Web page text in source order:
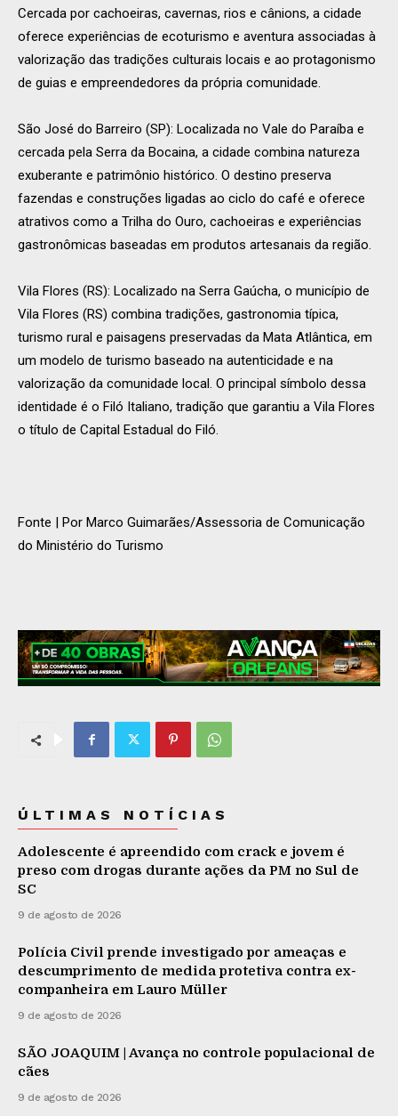
Cercada por cachoeiras, cavernas, rios e cânions, a cidade
oferece experiências de ecoturismo e aventura associadas à
valorização das tradições culturais locais e ao protagonismo
de guias e empreendedores da própria comunidade.
São José do Barreiro (SP): Localizada no Vale do Paraíba e
cercada pela Serra da Bocaina, a cidade combina natureza
exuberante e patrimônio histórico. O destino preserva
fazendas e construções ligadas ao ciclo do café e oferece
atrativos como a Trilha do Ouro, cachoeiras e experiências
gastronômicas baseadas em produtos artesanais da região.
Vila Flores (RS): Localizado na Serra Gaúcha, o município de
Vila Flores (RS) combina tradições, gastronomia típica,
turismo rural e paisagens preservadas da Mata Atlântica, em
um modelo de turismo baseado na autenticidade e na
valorização da comunidade local. O principal símbolo dessa
identidade é o Filó Italiano, tradição que garantiu a Vila Flores
o título de Capital Estadual do Filó.
Fonte | Por Marco Guimarães/Assessoria de Comunicação
do Ministério do Turismo
ÚLTIMAS NOTÍCIAS
Adolescente é apreendido com crack e jovem é
preso com drogas durante ações da PM no Sul de
SC
9 de agosto de 2026
Polícia Civil prende investigado por ameaças e
descumprimento de medida protetiva contra ex-
companheira em Lauro Müller
9 de agosto de 2026
SÃO JOAQUIM | Avança no controle populacional de
cães
9 de agosto de 2026